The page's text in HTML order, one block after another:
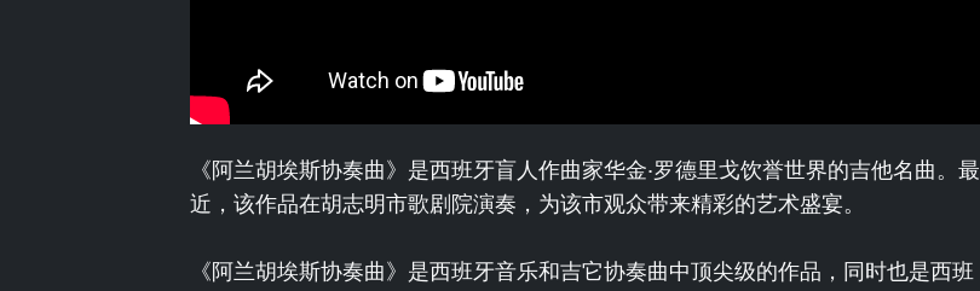
《阿兰胡埃斯协奏曲》是西班牙盲人作曲家华金·罗德里戈饮誉世界的吉他名曲。最
近，该作品在胡志明市歌剧院演奏，为该市观众带来精彩的艺术盛宴。
《阿兰胡埃斯协奏曲》是西班牙音乐和吉它协奏曲中顶尖级的作品，同时也是西班